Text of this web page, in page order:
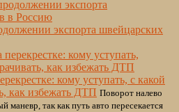
экспорта швейцарских
кому уступать, с какой
как избежать ДТП Поворот налево
маневр, так как путь авто пересекается